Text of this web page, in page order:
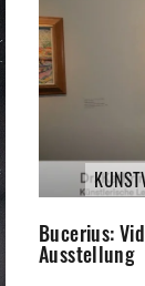
Bucerius:
Ausstellung